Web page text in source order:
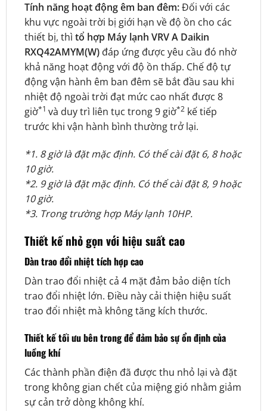
Tính năng hoạt động êm ban đêm:Đối với các
khu vực ngoài trời bị giới hạn về độ ồn cho các
thiết bị, thì tổ hợp Máy lạnh VRV A Daikin
RXQ42AMYM(W) đáp ứng được yêu cầu đó nhờ
khả năng hoạt động với độ ồn thấp. Chế độ tự
động vận hành êm ban đêm sẽ bắt đầu sau khi
nhiệt độ ngoài trời đạt mức cao nhất được 8
giờ*1 và duy trì liên tục trong 9 giờ*2kế tiếp
trước khi vận hành bình thường trở lại.
*1. 8 giờ là đặt mặc định. Có thể cài đặt 6, 8 hoặc
10 giờ.
*2. 9 giờ là đặt mặc định. Có thể cài đặt 8, 9 hoặc
10 giờ.
*3. Trong trường hợp Máy lạnh 10HP.
Thiết kế nhỏ gọn với hiệu suất cao
Dàn trao đổi nhiệt tích hợp cao
Dàn trao đổi nhiệt cả 4 mặt đảm bảo diện tích
trao đổi nhiệt lớn. Điều này cải thiện hiệu suất
trao đổi nhiệt mà không tăng kích thước.
Thiết kế tối ưu bên trong để đảm bảo sự ổn định của
luồng khí
Các thành phần điện đã được thu nhỏ lại và đặt
trong không gian chết của miệng gió nhằm giảm
sự cản trở dòng không khí.